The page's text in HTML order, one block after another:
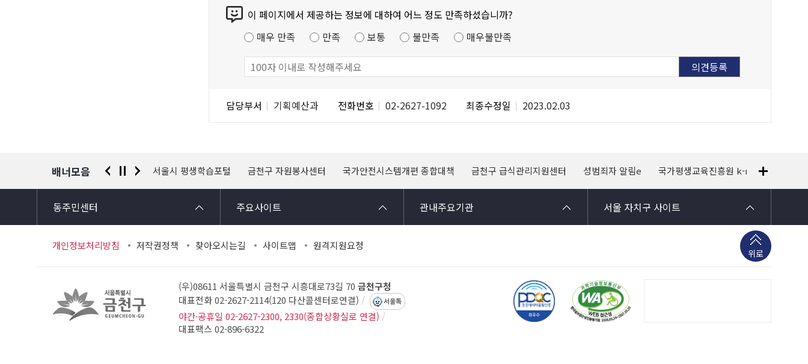
이 페이지에서 제공하는 정보에 대하여 어느 정도 만족하셨습니까?
매우 만족
만족 보통 불만족 매우불만족
담당부서 기획예산과 전화번호 02-2627-1092 최종수정일 2023.02.03
배너모음
경찰청 유실물 통합포털 서울시 평생학습포털 금천구 자원봉사센터 국가안전시스템개편 종합대책 금천구 급식관리지원센터 성범죄자 알림e 국가평생교육진흥원 k-mooc
동주민센터 주요사이트 관내주요기관 서울 자치구 사이트
개인정보처리방침 저작권정책 찾아오시는길 사이트맵 원격지원요청
위로
(우)08611 서울특별시 금천구 시흥대로73길 70 금천구청
대표전화 02-2627-2114(120 다산콜센터로연결) 서울톡
야간·공휴일 02-2627-2300, 2330(종합상황실로 연결)
대표팩스 02-896-6322